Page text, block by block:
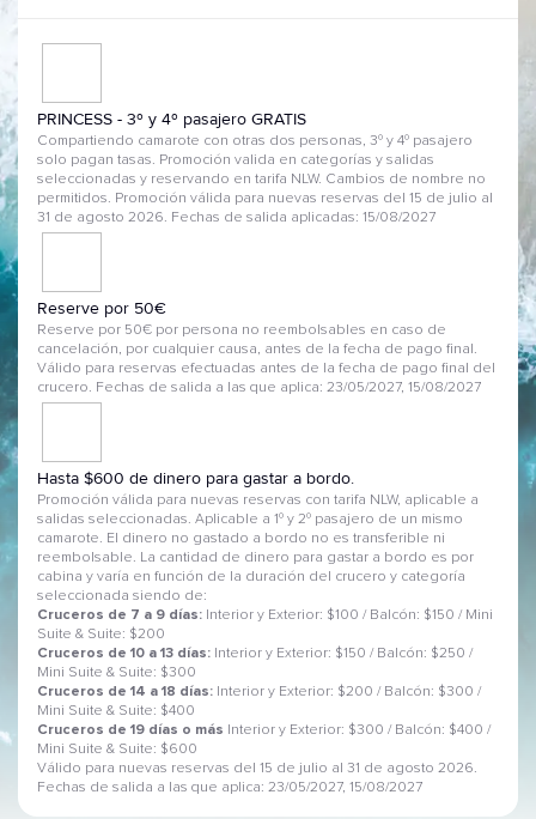
PRINCESS - 3º y 4º pasajero GRATIS
Compartiendo camarote con otras dos personas, 3º y 4º pasajero
solo pagan tasas. Promoción valida en categorías y salidas
seleccionadas y reservando en tarifa NLW. Cambios de nombre no
permitidos. Promoción válida para nuevas reservas del 15 de julio al
31 de agosto 2026. Fechas de salida aplicadas: 15/08/2027
Reserve por 50€
Reserve por 50€ por persona no reembolsables en caso de
cancelación, por cualquier causa, antes de la fecha de pago final.
Válido para reservas efectuadas antes de la fecha de pago final del
crucero. Fechas de salida a las que aplica: 23/05/2027, 15/08/2027
Hasta $600 de dinero para gastar a bordo.
Promoción válida para nuevas reservas con tarifa NLW, aplicable a
salidas seleccionadas. Aplicable a 1º y 2º pasajero de un mismo
camarote. El dinero no gastado a bordo no es transferible ni
reembolsable. La cantidad de dinero para gastar a bordo es por
cabina y varía en función de la duración del crucero y categoría
seleccionada siendo de:
Cruceros de 7 a 9 días: Interior y Exterior: $100 / Balcón: $150 / Mini
Suite & Suite: $200
Cruceros de 10 a 13 días: Interior y Exterior: $150 / Balcón: $250 /
Mini Suite & Suite: $300
Cruceros de 14 a 18 días: Interior y Exterior: $200 / Balcón: $300 /
Mini Suite & Suite: $400
Cruceros de 19 días o más
Interior y Exterior: $300 / Balcón: $400 /
Mini Suite & Suite: $600
Válido para nuevas reservas del 15 de julio al 31 de agosto 2026.
Fechas de salida a las que aplica: 23/05/2027, 15/08/2027